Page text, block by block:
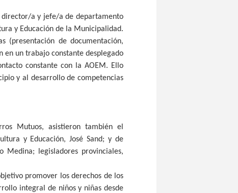
director/a y jefe/a de departamento
y Educación de la Municipalidad.
(presentación de documentación,
en un trabajo constante desplegado
constante con la AOEM. Ello
y al desarrollo de competencias
Mutuos, asistieron también el
y Educación, José Sand; y de
Medina; legisladores provinciales,
promover los derechos de los
integral de niños y niñas desde